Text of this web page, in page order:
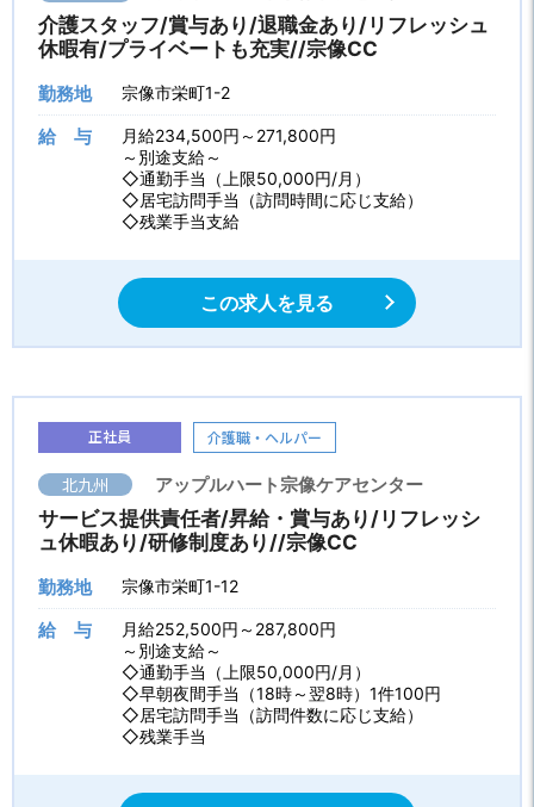
介護スタッフ/賞与あり/退職金あり/リフレッシュ
休暇有/プライベートも充実//宗像CC
勤務地 宗像市栄町1-2
給 与
月給234,500円～271,800円
～別途支給～
◇通勤手当（上限50,000円/月）
◇居宅訪問手当（訪問時間に応じ支給）
◇残業手当支給
この求人を見る
正社員 介護職・ヘルパー
北九州 アップルハート宗像ケアセンター
サービス提供責任者/昇給・賞与あり/リフレッシ
ュ休暇あり/研修制度あり//宗像CC
勤務地 宗像市栄町1-12
給 与
月給252,500円～287,800円
～別途支給～
◇通勤手当（上限50,000円/月）
◇早朝夜間手当（18時～翌8時）1件100円
◇居宅訪問手当（訪問件数に応じ支給）
◇残業手当